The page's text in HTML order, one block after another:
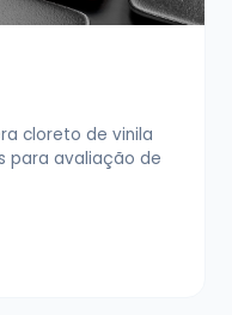
cloreto de vinila
para avaliação de